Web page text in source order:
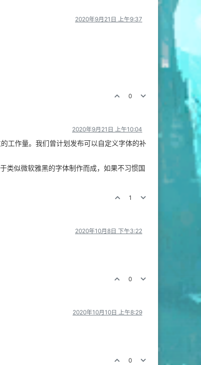
2020年9月21日 上午9:37
0
2020年9月21日 上午10:04
工作量。我们曾计划发布可以自定义字体的补
类似微软雅黑的字体制作而成，如果不习惯国
1
2020年10月8日 下午3:22
0
2020年10月10日 上午8:29
0